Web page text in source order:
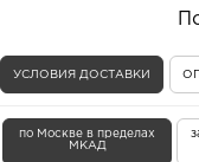
УСЛОВИЯ ДОСТАВКИ
по Москве в пределах
МКАД